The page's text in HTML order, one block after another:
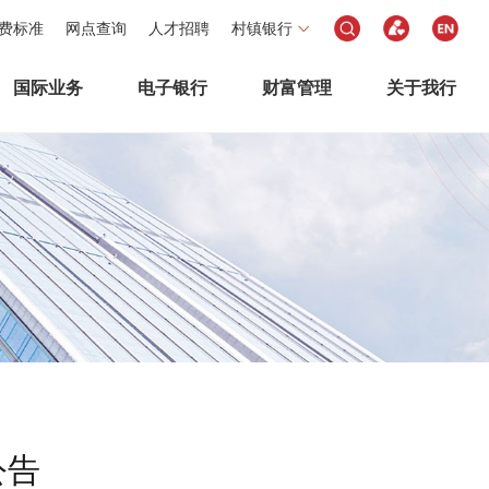
标准 网点查询 人才招聘 村镇银行
国际业务 电子银行 财富管理 关于我行
告